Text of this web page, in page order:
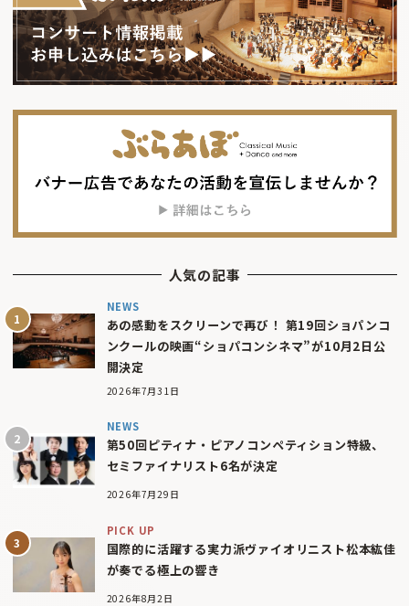
人気の記事
NEWS
あの感動をスクリーンで再び！ 第19回ショパンコ
ンクールの映画“ショパコンシネマ”が10月2日公
開決定
2026年7月31日
NEWS
第50回ピティナ・ピアノコンペティション特級、
セミファイナリスト6名が決定
2026年7月29日
PICK UP
国際的に活躍する実力派ヴァイオリニスト松本紘佳
が奏でる極上の響き
2026年8月2日